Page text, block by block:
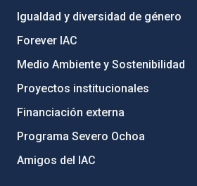
Igualdad y diversidad de género
Forever IAC
Medio Ambiente y Sostenibilidad
Proyectos institucionales
Financiación externa
Programa Severo Ochoa
Amigos del IAC